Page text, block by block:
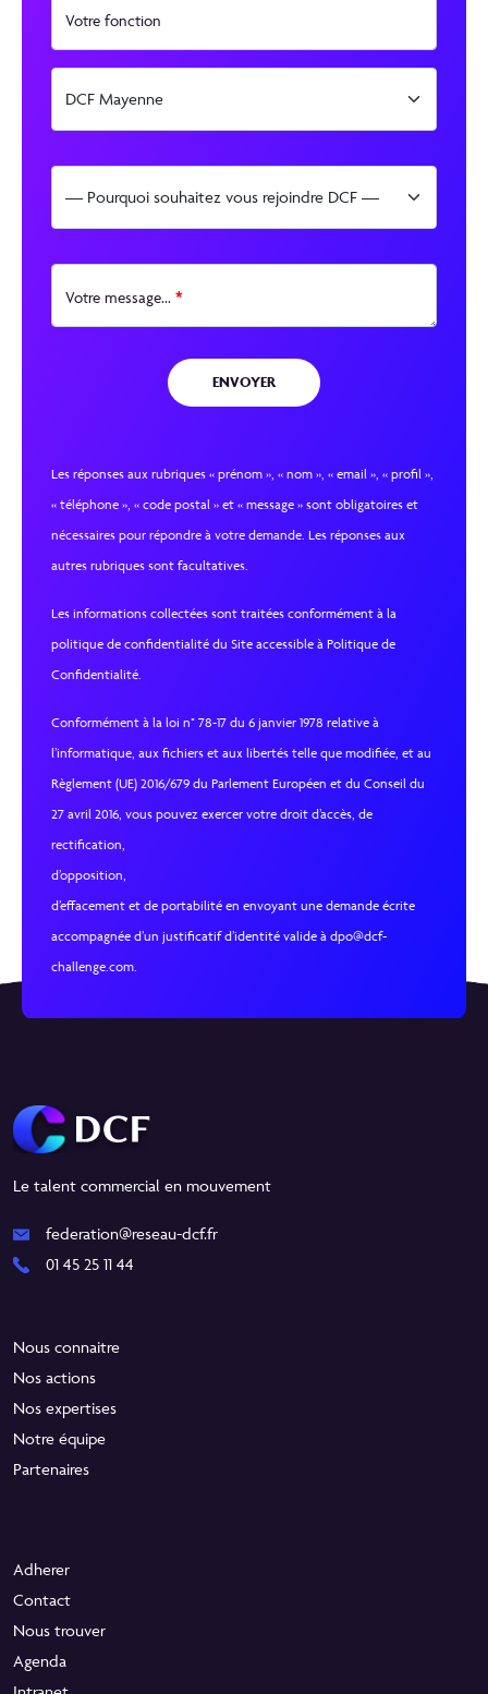
Votre fonction
Votre message... *
Les réponses aux rubriques « prénom », « nom », « email », « profil »,
« téléphone », « code postal » et « message » sont obligatoires et
nécessaires pour répondre à votre demande. Les réponses aux
autres rubriques sont facultatives.
Les informations collectées sont traitées conformément à la
politique de confidentialité du Site accessible à Politique de
Confidentialité.
Conformément à la loi n° 78-17 du 6 janvier 1978 relative à
l’informatique, aux fichiers et aux libertés telle que modifiée, et au
Règlement (UE) 2016/679 du Parlement Européen et du Conseil du
27 avril 2016, vous pouvez exercer votre droit d’accès, de
rectification,
d’opposition,
d’effacement et de portabilité en envoyant une demande écrite
accompagnée d’un justificatif d’identité valide à dpo@dcf-
challenge.com.
Le talent commercial en mouvement
federation@reseau-dcf.fr
01 45 25 11 44
Nous connaitre
Nos actions
Nos expertises
Notre équipe
Partenaires
Adherer
Contact
Nous trouver
Agenda